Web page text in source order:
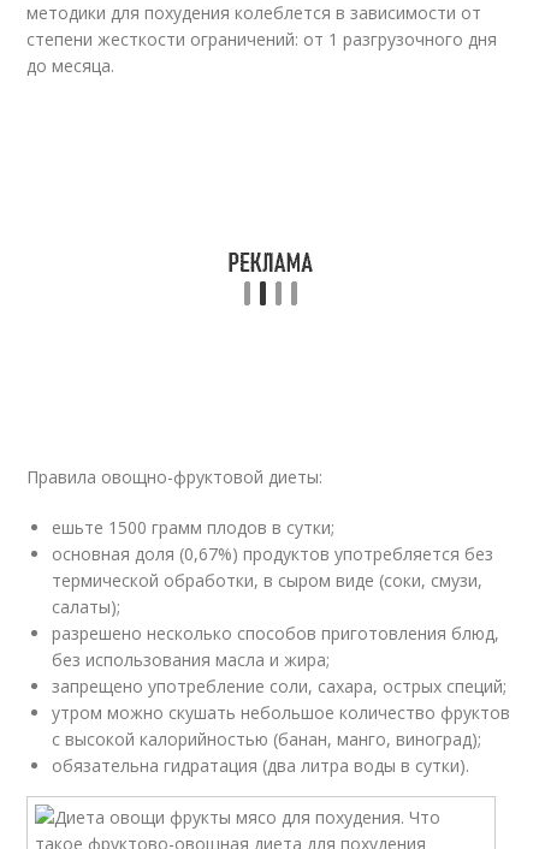
методики для похудения колеблется в зависимости от
степени жесткости ограничений: от 1 разгрузочного дня
до месяца.
Правила овощно-фруктовой диеты:
ешьте 1500 грамм плодов в сутки;
основная доля (0,67%) продуктов употребляется без
термической обработки, в сыром виде (соки, смузи,
салаты);
разрешено несколько способов приготовления блюд,
без использования масла и жира;
запрещено употребление соли, сахара, острых специй;
утром можно скушать небольшое количество фруктов
с высокой калорийностью (банан, манго, виноград);
обязательна гидратация (два литра воды в сутки).